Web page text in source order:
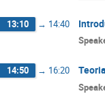
13:10 → 14:40
14:50 → 16:20